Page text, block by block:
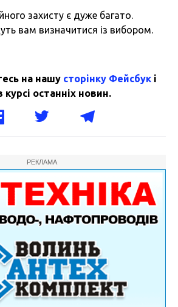
захисту є дуже багато.
вам визначитися із вибором.
на нашу сторінку Фейсбук і
останніх новин.
РЕКЛАМА